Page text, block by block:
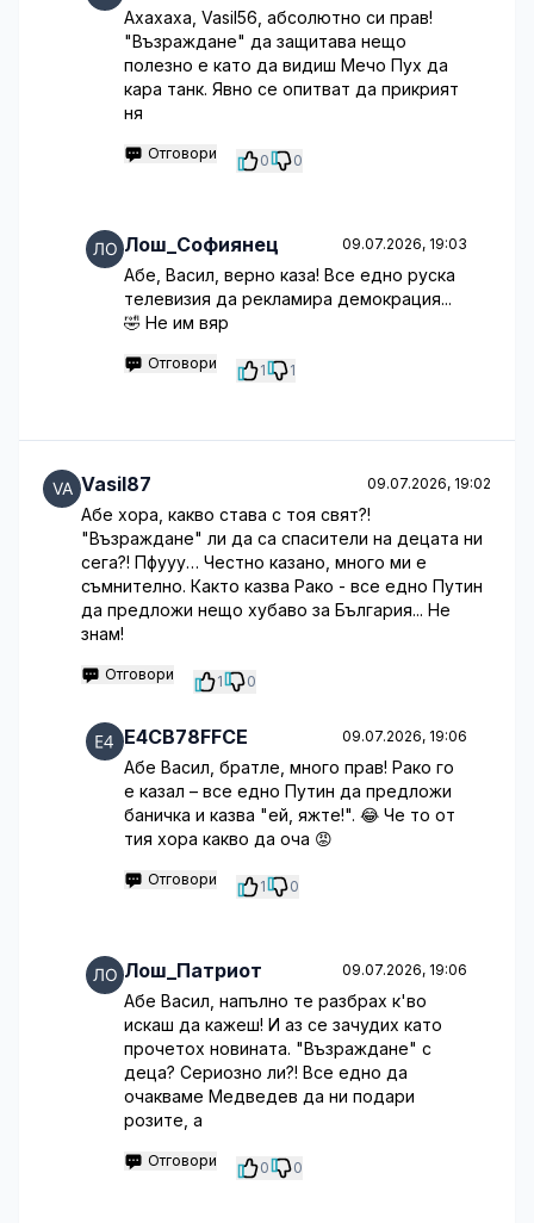
Ахахаха, Vasil56, абсолютно си прав!
"Възраждане" да защитава нещо
полезно е като да видиш Мечо Пух да
кара танк. Явно се опитват да прикрият
ня
Отговори 0 0
Лош_Софиянец 09.07.2026, 19:03
Абе, Васил, верно каза! Все едно руска
телевизия да рекламира демокрация...
🤣 Не им вяр
Отговори 1 1
Vasil87 09.07.2026, 19:02
Абе хора, какво става с тоя свят?!
"Възраждане" ли да са спасители на децата ни
сега?! Пфууу… Честно казано, много ми е
съмнително. Както казва Рако - все едно Путин
да предложи нещо хубаво за България... Не
знам!
Отговори 1 0
E4CB78FFCE 09.07.2026, 19:06
Абе Васил, братле, много прав! Рако го
е казал – все едно Путин да предложи
баничка и казва "ей, яжте!". 😂 Че то от
тия хора какво да оча 😡
Отговори 1 0
Лош_Патриот 09.07.2026, 19:06
Абе Васил, напълно те разбрах к'во
искаш да кажеш! И аз се зачудих като
прочетох новината. "Възраждане" с
деца? Сериозно ли?! Все едно да
очакваме Медведев да ни подари
розите, а
Отговори 0 0